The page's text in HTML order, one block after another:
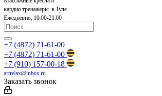
кардио тренажеры в Туле
Ежедневно, 10:00-21:00
+7 (4872) 71-61-00
+7 (4872) 71-61-00
+7 (910) 157-00-18
artrelax@inbox.ru
Заказать звонок